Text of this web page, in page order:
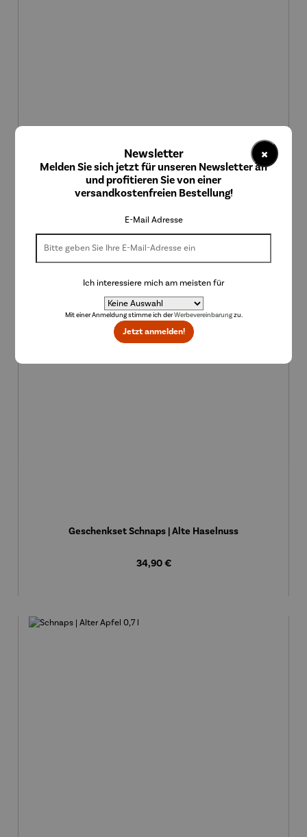
Schnaps Geschenkset | Alte Marille in edler Holzbox
Regulärer Preis:
34,90 €
Geschenkset Schnaps | Alte Haselnuss
Regulärer Preis:
34,90 €
×
Newsletter
Melden Sie sich jetzt für unseren Newsletter an
und profitieren Sie von einer
versandkostenfreien Bestellung!
E-Mail Adresse
Ich interessiere mich am meisten für
Mit einer Anmeldung stimme ich derWerbevereinbarungzu.
Jetzt anmelden!